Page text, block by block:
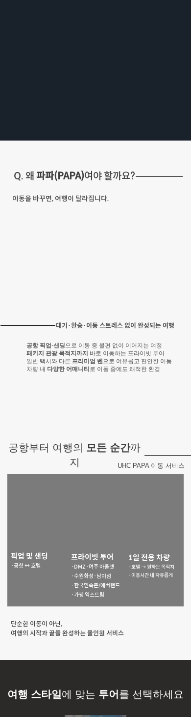
이동을 바꾸면, 여행이 달라집니다.
Q. 왜 파파(PAPA)여야 할까요?
대기·환승·이동 스트레스 없이 완성되는 여행
공항 픽업·샌딩으로 이동 중 불편 없이 이어지는 여정
패키지 관광 목적지까지 바로 이동하는 프라이빗 투어
일반 택시와 다른 프리미엄 벤으로 여유롭고 편안한 이동
차량 내 다양한 어매니티 로 이동 중에도 쾌적한 환경
공항부터 여행의 모든 순간까
지
UHC PAPA 이동 서비스
단순한 이동이 아닌,
여행의 시작과 끝을 완성하는 올인원 서비스
픽업 및 샌딩
·공항 ↔ 호텔
프라이빗 투어
·DMZ ·여주 아울렛
·수원화성 ·남이섬
·한국민속촌/에버랜드
·가평 익스트림
1일 전용 차량
·호텔 → 원하는 목적지
·이용시간 내 자유롭게
여행 스타일에 맞는 투어를 선택하세요